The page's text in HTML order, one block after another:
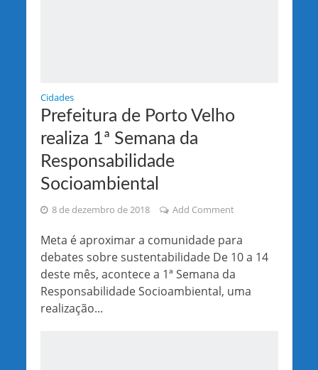
Cidades
Prefeitura de Porto Velho
realiza 1ª Semana da
Responsabilidade
Socioambiental
8 de dezembro de 2018 Add Comment
Meta é aproximar a comunidade para
debates sobre sustentabilidade De 10 a 14
deste mês, acontece a 1ª Semana da
Responsabilidade Socioambiental, uma
realização...